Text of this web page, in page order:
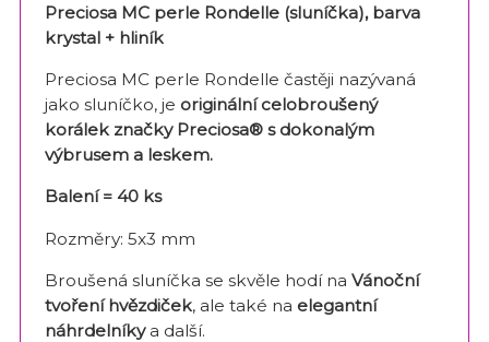
Preciosa MC perle Rondelle (sluníčka), barva
krystal + hliník
Preciosa MC perle Rondelle častěji nazývaná
jako sluníčko, je originální celobroušený
korálek značky Preciosa® s dokonalým
výbrusem a leskem.
Balení = 40 ks
Rozměry: 5x3 mm
Broušená sluníčka se skvěle hodí na Vánoční
tvoření hvězdiček, ale také na elegantní
náhrdelníkya další.